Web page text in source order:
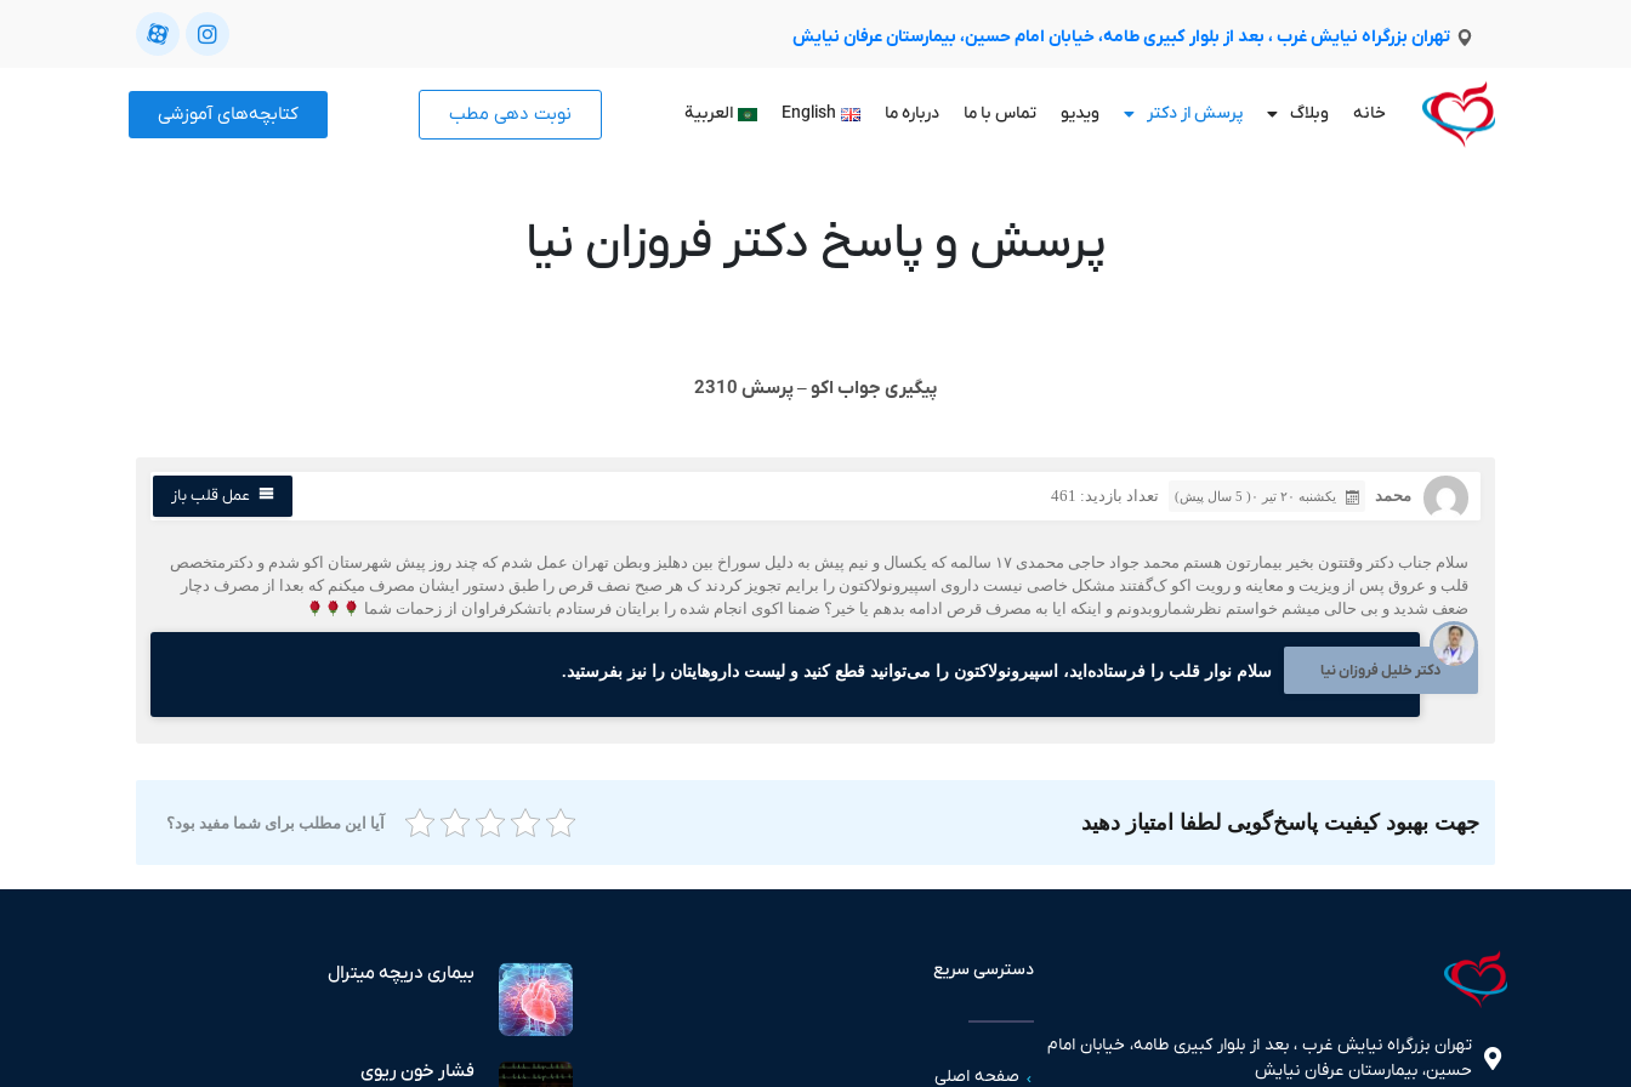
تهران بزرگراه نیایش غرب ، بعد از بلوار کبیری طامه، خیابان امام حسین، بیمارستان عرفان نیایش
خانه وبلاگ پرسش از دکتر ویدیو تماس با ما درباره ما English العربية نوبت دهی مطب کتابچه‌های آموزشی
پرسش و پاسخ دکتر فروزان نیا
پیگیری جواب اکو – پرسش 2310
محمد یکشنبه ۲۰ تیر ۰( 5 سال پیش) تعداد بازدید: 461 عمل قلب باز
سلام جناب دکتر وقتتون بخیر بیمارتون هستم محمد جواد حاجی محمدی ۱۷ سالمه که یکسال و نیم پیش به دلیل سوراخ بین دهلیز وبطن تهران عمل شدم که چند روز پیش شهرستان اکو شدم و دکتر‌متخصص
قلب و عروق پس از ویزیت و معاینه و رویت اکو ک‌گفتند مشکل خاصی نیست داروی اسپیرونولاکتون را برایم تجویز کردند ک‌ هر صبح نصف قرص را طبق دستور ایشان مصرف میکنم که بعدا از مصرف دچار
ضعف شدید و بی حالی میشم خواستم نظرشمارو‌بدونم و اینکه ایا به مصرف قرص ادامه بدهم یا خیر؟ ضمنا اکوی انجام شده را برایتان فرستادم باتشکرفراوان از زحمات شما
دکتر خلیل فروزان نیا سلام نوار قلب را فرستاده‌اید، اسپیرونولاکتون را می‌توانید قطع کنید و لیست داروهایتان را نیز بفرستید.
جهت بهبود کیفیت پاسخ‌گویی لطفا امتیاز دهید آیا این مطلب برای شما مفید بود؟
تهران بزرگراه نیایش غرب ، بعد از بلوار کبیری طامه، خیابان امام
حسین، بیمارستان عرفان نیایش
دسترسی سریع
صفحه اصلی
بیماری دریچه میترال
فشار خون ریوی